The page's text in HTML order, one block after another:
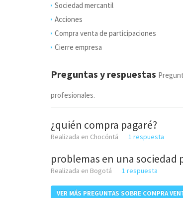
Sociedad mercantil
Acciones
Compra venta de participaciones
Cierre empresa
Preguntas y respuestas
profesionales.
¿quién compra pagaré?
Realizada en Chocóntá 1 respuesta
problemas en una sociedad
Realizada en Bogotá 1 respuesta
VER MÁS PREGUNTAS SOBRE COMPRA